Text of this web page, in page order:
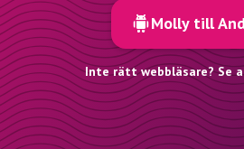
Molly till
Inte rätt webbläsare? Se